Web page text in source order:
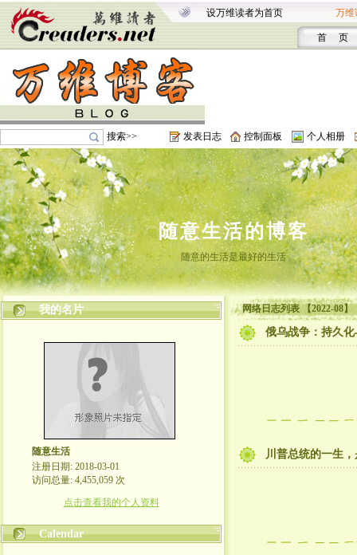
设万维读者为首页 万维
首 页
搜索>> 发表日志 控制面板 个人相册
随意生活的博客
随意的生活是最好的生活
我的名片
随意生活
注册日期: 2018-03-01
访问总量: 4,455,059 次
点击查看我的个人资料
Calendar
网络日志列表 【2022-08】
俄乌战争：持久
川普总统的一生